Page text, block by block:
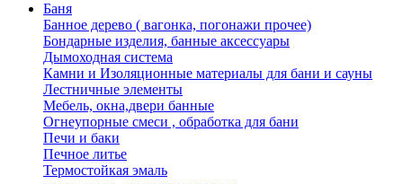
Баня
Банное дерево ( вагонка, погонажи прочее)
Бондарные изделия, банные аксессуары
Дымоходная система
Камни и Изоляционные материалы для бани и сауны
Лестничные элементы
Мебель, окна,двери банные
Огнеупорные смеси , обработка для бани
Печи и баки
Печное литье
Термостойкая эмаль